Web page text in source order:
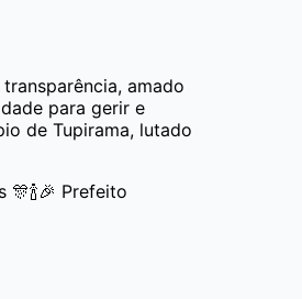
amado
para gerir e
de Tupirama, lutado
Prefeito